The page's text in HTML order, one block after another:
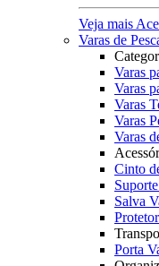
Veja mais
Varas de
Varas
Varas
Varas
Varas
Varas
Cinto
Salva
Porta